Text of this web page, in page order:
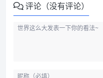
评论（没有评论）